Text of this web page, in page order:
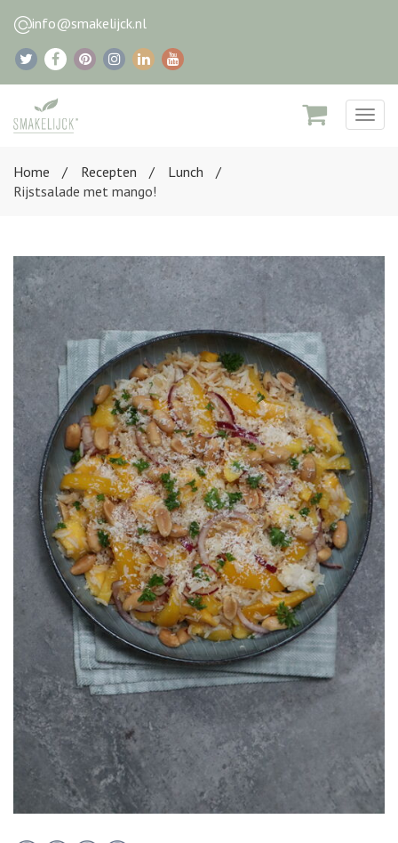
info@smakelijck.nl
Home
Recepten
Lunch
Rijstsalade met mango!